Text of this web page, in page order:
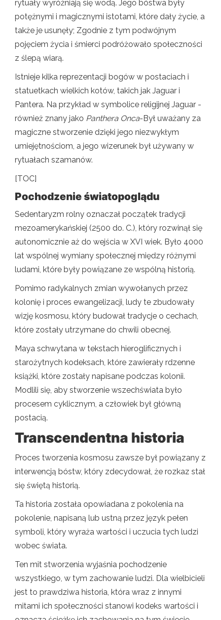
rytuały wyróżniają się wodą. Jego bóstwa były
potężnymi i magicznymi istotami, które dały życie, a
także je usunęły; Zgodnie z tym podwójnym
pojęciem życia i śmierci podróżowało społeczności
z ślepą wiarą.
Istnieje kilka reprezentacji bogów w postaciach i
statuetkach wielkich kotów, takich jak Jaguar i
Pantera. Na przykład w symbolice religijnej Jaguar -
również znany jako Panthera Onca-Był uważany za
magiczne stworzenie dzięki jego niezwykłym
umiejętnościom, a jego wizerunek był używany w
rytuałach szamanów.
[TOC]
Pochodzenie światopoglądu
Sedentaryzm rolny oznaczał początek tradycji
mezoamerykańskiej (2500 do. C.), który rozwinął się
autonomicznie aż do wejścia w XVI wiek. Było 4000
lat wspólnej wymiany społecznej między różnymi
ludami, które były powiązane ze wspólną historią.
Pomimo radykalnych zmian wywołanych przez
kolonię i proces ewangelizacji, ludy te zbudowały
wizję kosmosu, który budował tradycje o cechach,
które zostały utrzymane do chwili obecnej.
Maya schwytana w tekstach hieroglificznych i
starożytnych kodeksach, które zawierały rdzenne
książki, które zostały napisane podczas kolonii.
Modlili się, aby stworzenie wszechświata było
procesem cyklicznym, a człowiek był główną
postacią.
Transcendentna historia
Proces tworzenia kosmosu zawsze był powiązany z
interwencją bóstw, który zdecydował, że rozkaz stał
się świętą historią.
Ta historia została opowiadana z pokolenia na
pokolenie, napisaną lub ustną przez język pełen
symboli, który wyraża wartości i uczucia tych ludzi
wobec świata.
Ten mit stworzenia wyjaśnia pochodzenie
wszystkiego, w tym zachowanie ludzi. Dla wielbicieli
jest to prawdziwa historia, która wraz z innymi
mitami ich społeczności stanowi kodeks wartości i